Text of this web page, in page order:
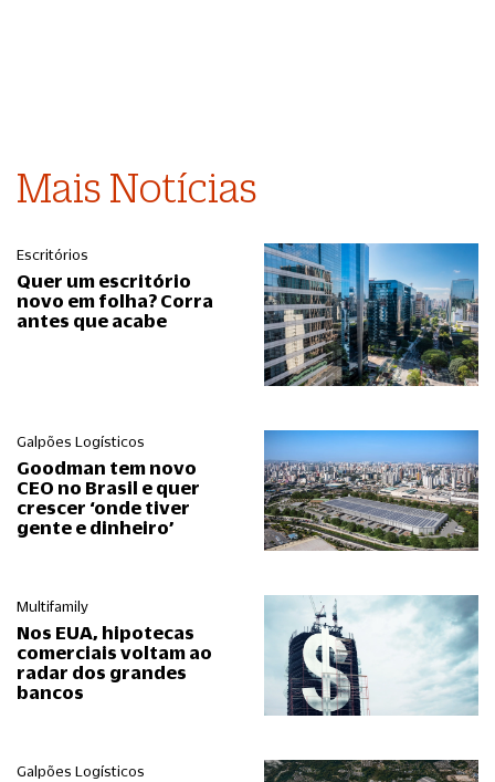
Mais Notícias
Escritórios
Quer um escritório
novo em folha? Corra
antes que acabe
Galpões Logísticos
Goodman tem novo
CEO no Brasil e quer
crescer ‘onde tiver
gente e dinheiro’
Multifamily
Nos EUA, hipotecas
comerciais voltam ao
radar dos grandes
bancos
Galpões Logísticos